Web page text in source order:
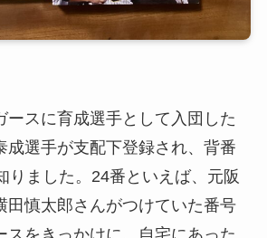
ースに育成選手として入団した
成選手が支配下登録され、背番
りました。24番といえば、元阪
田慎太郎さんがつけていた番号